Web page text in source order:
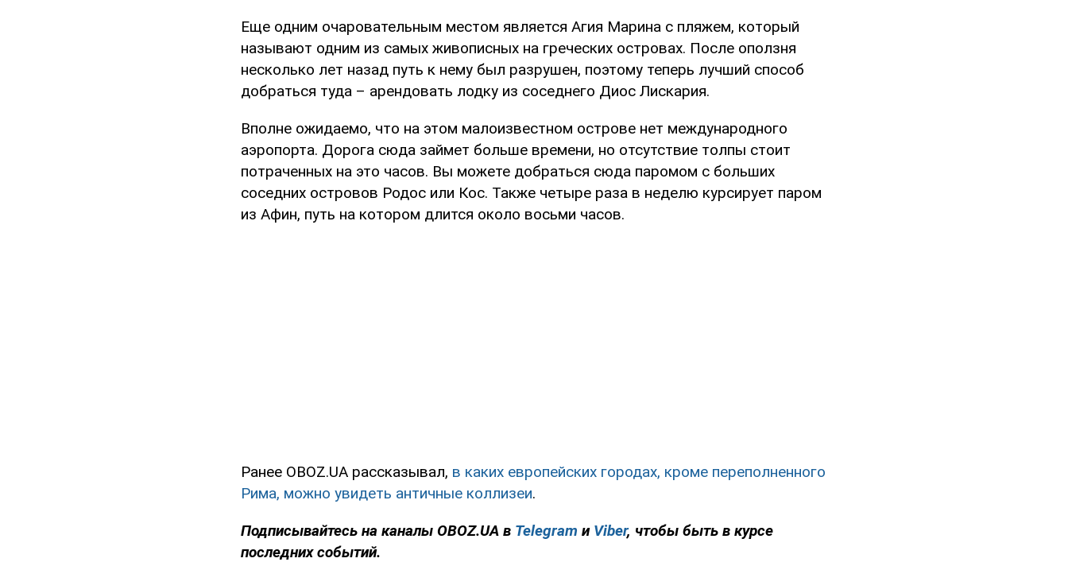
Еще одним очаровательным местом является Агия Марина с пляжем, который
называют одним из самых живописных на греческих островах. После оползня
несколько лет назад путь к нему был разрушен, поэтому теперь лучший способ
добраться туда – арендовать лодку из соседнего Диос Лискария.
Вполне ожидаемо, что на этом малоизвестном острове нет международного
аэропорта. Дорога сюда займет больше времени, но отсутствие толпы стоит
потраченных на это часов. Вы можете добраться сюда паромом с больших
соседних островов Родос или Кос. Также четыре раза в неделю курсирует паром
из Афин, путь на котором длится около восьми часов.
Ранее OBOZ.UA рассказывал, в каких европейских городах, кроме переполненного
Рима, можно увидеть античные коллизеи.
Подписывайтесь на каналы OBOZ.UA в Telegram и Viber, чтобы быть в курсе
последних событий.